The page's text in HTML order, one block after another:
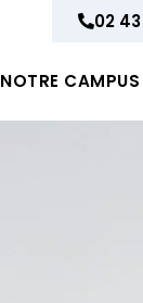
02 43
NOTRE CAMPUS